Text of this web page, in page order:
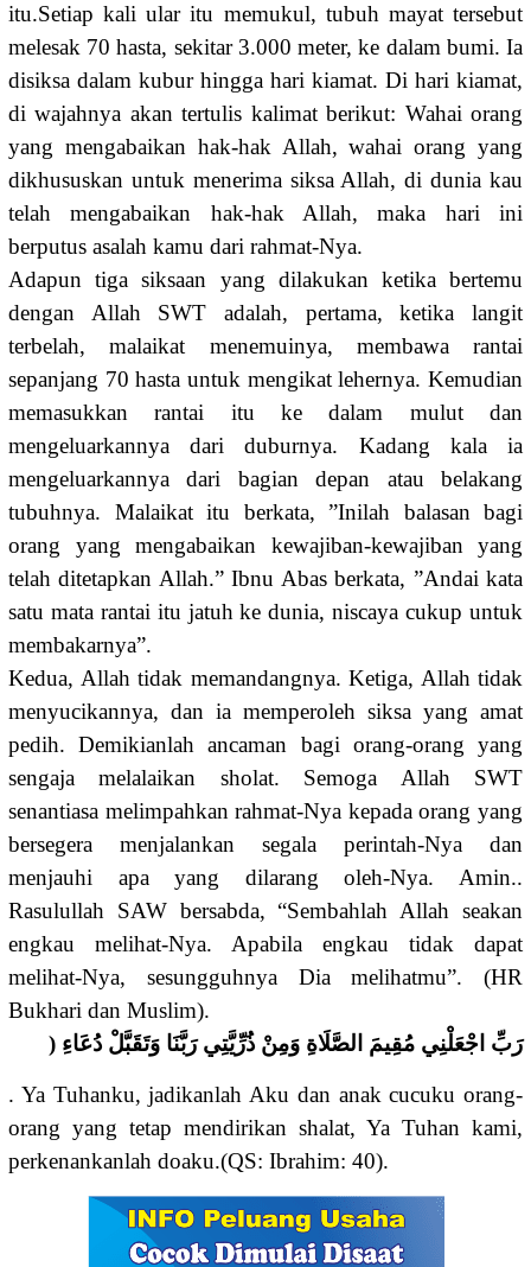
itu.Setiap kali ular itu memukul, tubuh mayat tersebut
melesak 70 hasta, sekitar 3.000 meter, ke dalam bumi. Ia
disiksa dalam kubur hingga hari kiamat. Di hari kiamat,
di wajahnya akan tertulis kalimat berikut: Wahai orang
yang mengabaikan hak-hak Allah, wahai orang yang
dikhususkan untuk menerima siksa Allah, di dunia kau
telah mengabaikan hak-hak Allah, maka hari ini
berputus asalah kamu dari rahmat-Nya.
Adapun tiga siksaan yang dilakukan ketika bertemu
dengan Allah SWT adalah, pertama, ketika langit
terbelah, malaikat menemuinya, membawa rantai
sepanjang 70 hasta untuk mengikat lehernya. Kemudian
memasukkan rantai itu ke dalam mulut dan
mengeluarkannya dari duburnya. Kadang kala ia
mengeluarkannya dari bagian depan atau belakang
tubuhnya. Malaikat itu berkata, ”Inilah balasan bagi
orang yang mengabaikan kewajiban-kewajiban yang
telah ditetapkan Allah.” Ibnu Abas berkata, ”Andai kata
satu mata rantai itu jatuh ke dunia, niscaya cukup untuk
membakarnya”.
Kedua, Allah tidak memandangnya. Ketiga, Allah tidak
menyucikannya, dan ia memperoleh siksa yang amat
pedih. Demikianlah ancaman bagi orang-orang yang
sengaja melalaikan sholat. Semoga Allah SWT
senantiasa melimpahkan rahmat-Nya kepada orang yang
bersegera menjalankan segala perintah-Nya dan
menjauhi apa yang dilarang oleh-Nya. Amin..
Rasulullah SAW bersabda, “Sembahlah Allah seakan
engkau melihat-Nya. Apabila engkau tidak dapat
melihat-Nya, sesungguhnya Dia melihatmu”. (HR
Bukhari dan Muslim).
رَبِّ اجْعَلْنِي مُقِيمَ الصَّلَاةِ وَمِنْ ذُرِّيَّتِي رَبَّنَا وَتَقَبَّلْ دُعَاءِ (
. Ya Tuhanku, jadikanlah Aku dan anak cucuku orang-
orang yang tetap mendirikan shalat, Ya Tuhan kami,
perkenankanlah doaku.(QS: Ibrahim: 40).